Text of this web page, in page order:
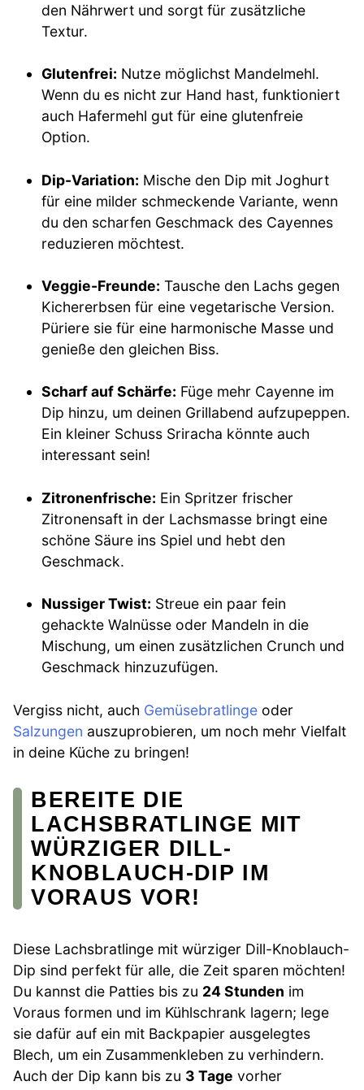
den Nährwert und sorgt für zusätzliche
Textur.
Glutenfrei: Nutze möglichst Mandelmehl.
Wenn du es nicht zur Hand hast, funktioniert
auch Hafermehl gut für eine glutenfreie
Option.
Dip-Variation: Mische den Dip mit Joghurt
für eine milder schmeckende Variante, wenn
du den scharfen Geschmack des Cayennes
reduzieren möchtest.
Veggie-Freunde: Tausche den Lachs gegen
Kichererbsen für eine vegetarische Version.
Püriere sie für eine harmonische Masse und
genieße den gleichen Biss.
Scharf auf Schärfe: Füge mehr Cayenne im
Dip hinzu, um deinen Grillabend aufzupeppen.
Ein kleiner Schuss Sriracha könnte auch
interessant sein!
Zitronenfrische: Ein Spritzer frischer
Zitronensaft in der Lachsmasse bringt eine
schöne Säure ins Spiel und hebt den
Geschmack.
Nussiger Twist: Streue ein paar fein
gehackte Walnüsse oder Mandeln in die
Mischung, um einen zusätzlichen Crunch und
Geschmack hinzuzufügen.
Vergiss nicht, auch Gemüsebratlinge oder
Salzungen auszuprobieren, um noch mehr Vielfalt
in deine Küche zu bringen!
BEREITE DIE
LACHSBRATLINGE MIT
WÜRZIGER DILL-
KNOBLAUCH-DIP IM
VORAUS VOR!
Diese Lachsbratlinge mit würziger Dill-Knoblauch-
Dip sind perfekt für alle, die Zeit sparen möchten!
Du kannst die Patties bis zu 24 Stunden im
Voraus formen und im Kühlschrank lagern; lege
sie dafür auf ein mit Backpapier ausgelegtes
Blech, um ein Zusammenkleben zu verhindern.
Auch der Dip kann bis zu 3 Tage vorher